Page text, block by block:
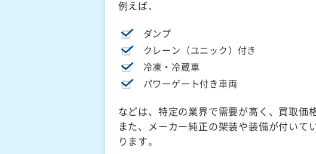
例えば、
ダンプ
クレーン（ユニック）付き
冷凍・冷蔵車
パワーゲート付き車両
などは、特定の業界で需要が高く、買取価
また、メーカー純正の架装や装備が付い
ります。